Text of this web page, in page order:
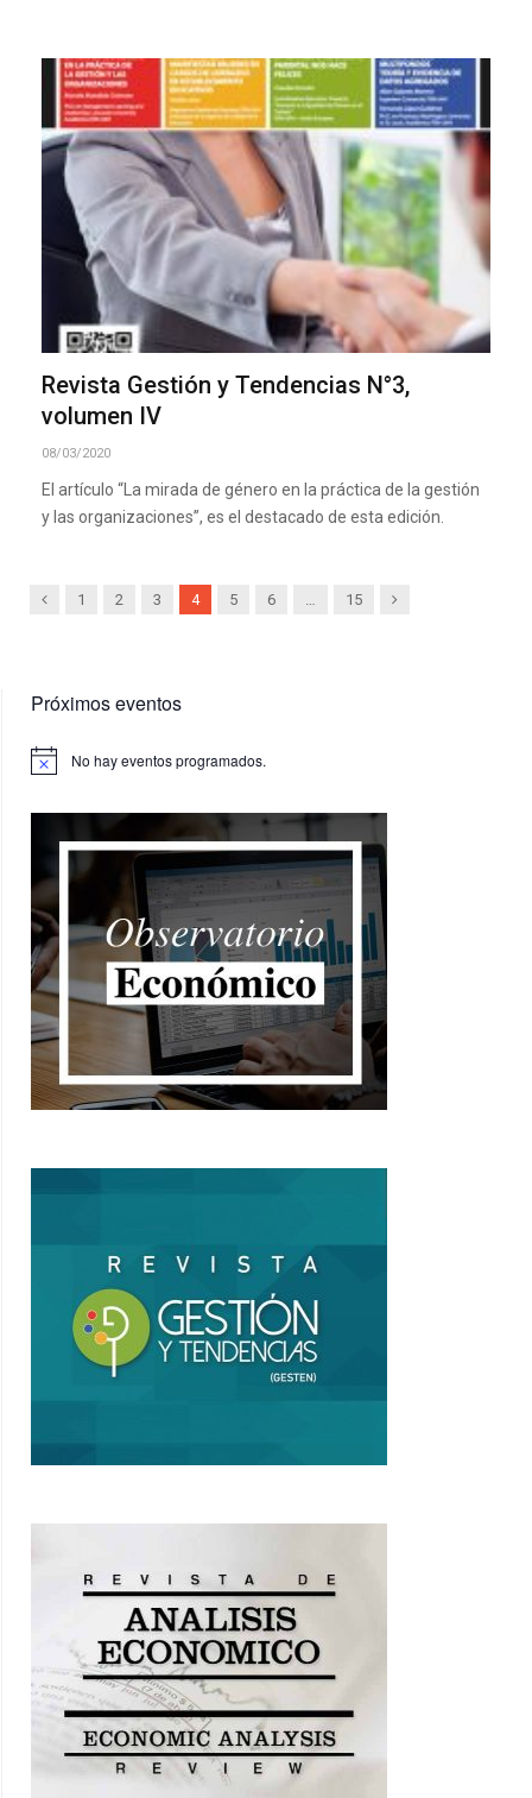
Revista Gestión y Tendencias N°3,
volumen IV
08/03/2020
El artículo “La mirada de género en la práctica de la gestión
y las organizaciones”, es el destacado de esta edición.
Previous
1 2 3 4 5 6 15 Next
Próximos eventos
Aviso No hay eventos programados.